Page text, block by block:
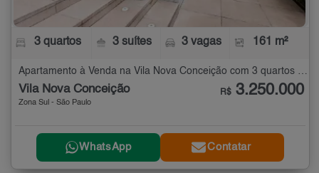
3 quartos 3 suítes 3 vagas 161 m²
Apartamento à Venda na Vila Nova Conceição com 3 quartos - 161 m²
Vila Nova Conceição
Zona Sul - São Paulo
R$ 3.250.000
WhatsApp Contatar